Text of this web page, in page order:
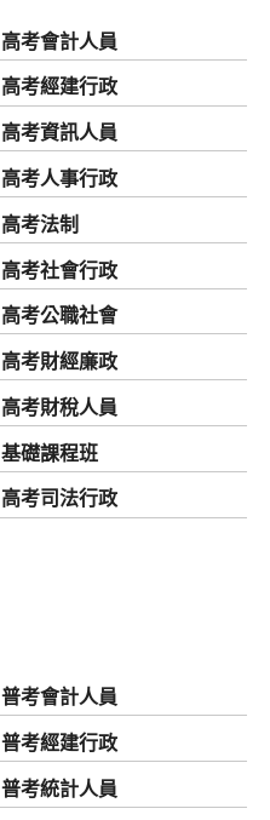
高考會計人員
高考經建行政
高考資訊人員
高考人事行政
高考法制
高考社會行政
高考公職社會
高考財經廉政
高考財稅人員
基礎課程班
高考司法行政
普考會計人員
普考經建行政
普考統計人員